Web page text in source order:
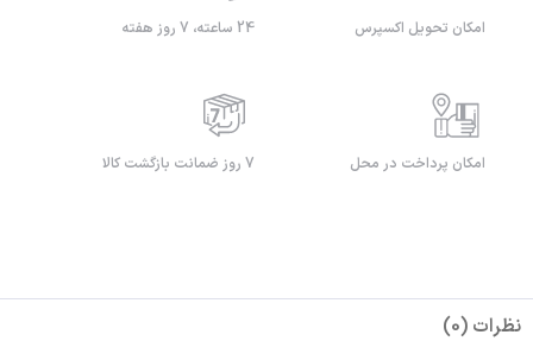
امکان تحویل اکسپرس 24 ساعته، 7 روز هفته
امکان پرداخت در محل 7 روز ضمانت بازگشت کالا
نظرات (0)